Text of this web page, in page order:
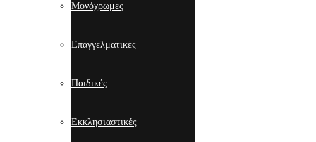
Μονόχρωμες
Επαγγελματικές
Παιδικές
Εκκλησιαστικές